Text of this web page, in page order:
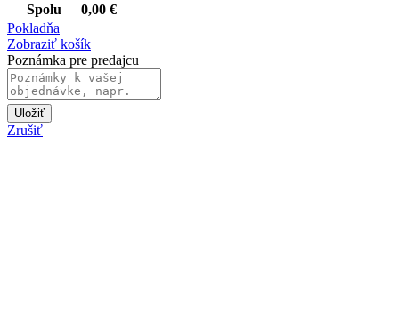
Spolu
0,00 €
Pokladňa
Zobraziť košík
Poznámka pre predajcu
Uložiť
Zrušiť